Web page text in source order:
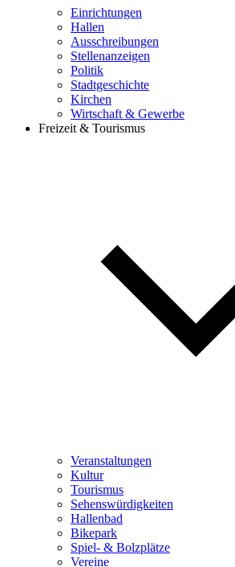
Einrichtungen
Hallen
Ausschreibungen
Stellenanzeigen
Politik
Stadtgeschichte
Kirchen
Wirtschaft & Gewerbe
Freizeit & Tourismus
Veranstaltungen
Kultur
Tourismus
Sehenswürdigkeiten
Hallenbad
Bikepark
Spiel- & Bolzplätze
Vereine